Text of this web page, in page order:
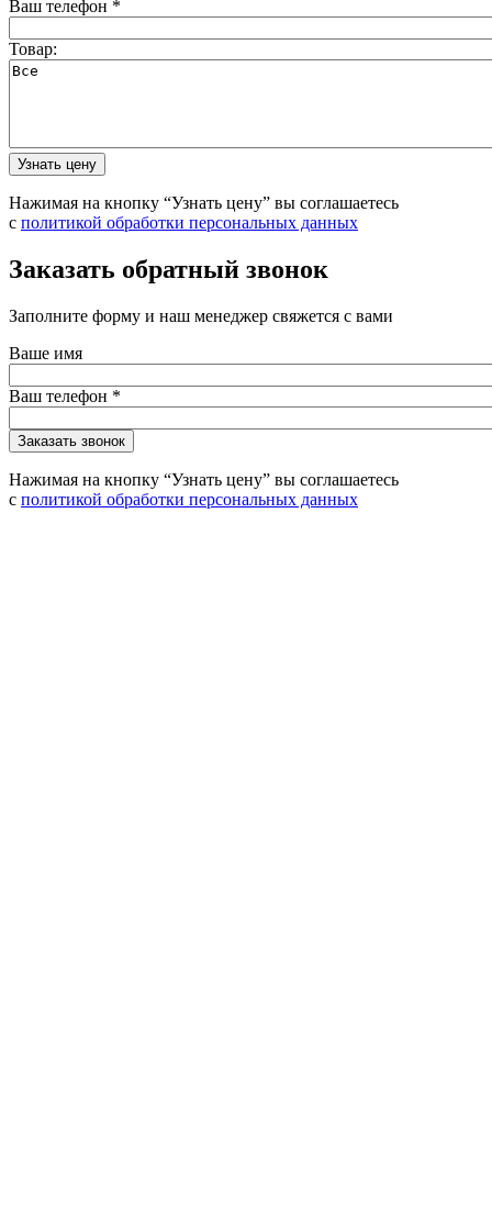
Ваш телефон *
Товар:
Нажимая на кнопку “Узнать цену” вы соглашаетесь
с политикой обработки персональных данных
Заказать обратный звонок
Заполните форму и наш менеджер свяжется с вами
Ваше имя
Ваш телефон *
Нажимая на кнопку “Узнать цену” вы соглашаетесь
с политикой обработки персональных данных